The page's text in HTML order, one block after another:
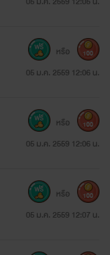
05 ม.ค. 2559 12:06 น.
หรือ 100
05 ม.ค. 2559 12:06 น.
หรือ 100
05 ม.ค. 2559 12:07 น.
หรือ 100